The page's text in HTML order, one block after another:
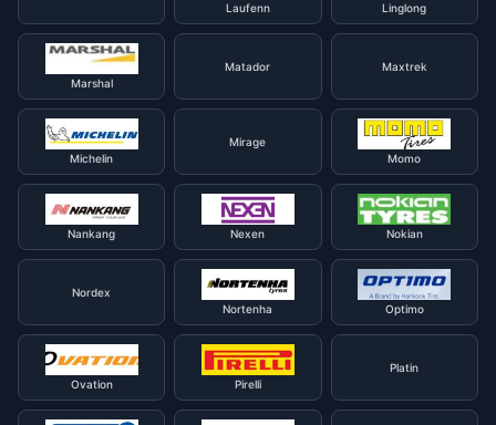
Laufenn
Linglong
Marshal
Matador Maxtrek
Michelin
Mirage
Momo
Nankang Nexen Nokian
Nordex
Nortenha
Optimo
Ovation Pirelli
Platin